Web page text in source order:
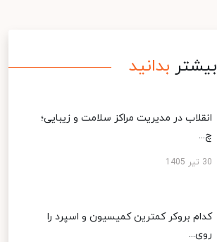
بیشتر بدانید
انقلاب در مدیریت مراکز سلامت و زیبایی؛
چ...
30 تیر 1405
کدام بروکر کمترین کمیسیون و اسپرد را
روی...